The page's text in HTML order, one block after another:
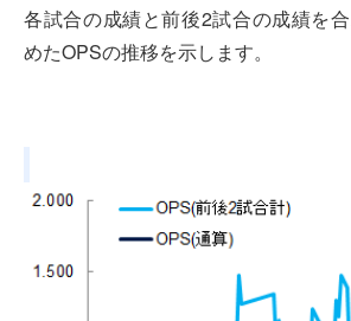
各試合の成績と前後2試合の成績を
めたOPSの推移を示します。